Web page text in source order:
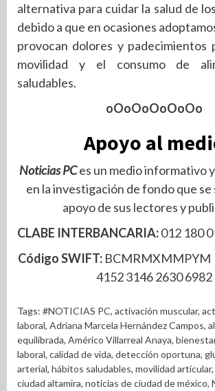
alternativa para cuidar la salud de
debido a que en ocasiones
provocan dolores y padecimientos
movilidad y el consumo de
saludables.
oOoOoOoOoOo
Apoyo al
Noticias PCes un medio informativo
en la investigación de fondo que
apoyo de sus lectores y
CLABE INTERBANCARIA:012 180
Código SWIFT:
4152 3146 2630 6982
Tags: #NOTICIAS PC, activación muscular,
laboral, Adriana Marcela Hernández Campos,
equilibrada, Américo Villarreal Anaya,
laboral, calidad de vida, detección oportuna,
arterial, hábitos saludables, movilidad articular,
ciudad altamira, noticias de ciudad de méxico,